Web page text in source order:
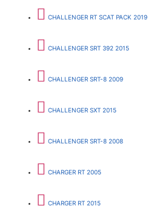
CHALLENGER RT SCAT PACK 2019
CHALLENGER SRT 392 2015
CHALLENGER SRT-8 2009
CHALLENGER SXT 2015
CHALLENGER SRT-8 2008
CHARGER RT 2005
CHARGER RT 2015